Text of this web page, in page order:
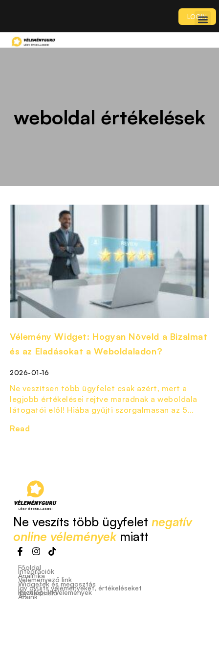
LOGIN
weboldal értékelések
Vélemény Widget: Hogyan Növeld a Bizalmat
és az Eladásokat a Weboldaladon?
2026-01-16
Ne veszítsen több ügyfelet csak azért, mert a
legjobb értékelései rejtve maradnak a weboldala
látogatói elől! Hiába gyűjti szorgalmasan az 5...
Read
Ne veszíts több ügyfelet negatív
online véleményekmiatt
Főoldal
Integrációk
Analitika
Véleményező link
Widgetek és megosztás
Így gyűjts véleményeket, értékeléseket
Kezelőpult/Vélemények
Így használd
Áraink